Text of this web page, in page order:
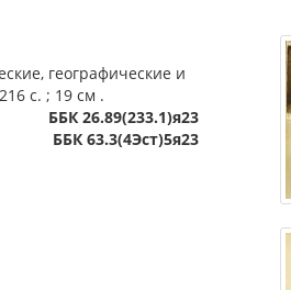
географические и
с. ; 19 см .
ББК 26.89(233.1)я23
ББК 63.3(4Эст)5я23